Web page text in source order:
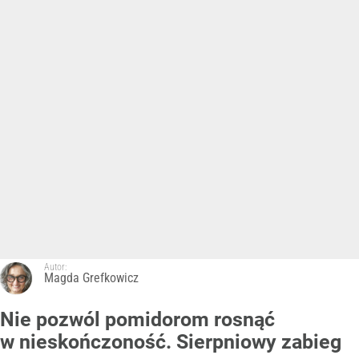
Autor:
Magda Grefkowicz
Nie pozwól pomidorom rosnąć
w nieskończoność. Sierpniowy zabieg